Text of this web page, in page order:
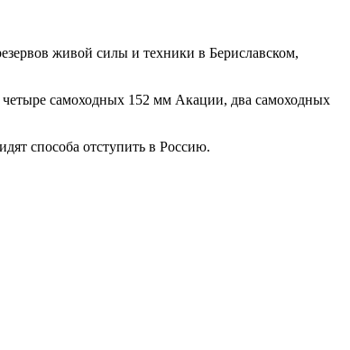
живой силы и техники в Бериславском,
самоходных 152 мм Акации, два самоходных
способа отступить в Россию.